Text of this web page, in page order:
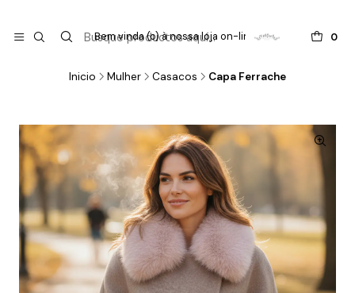
0
Bem vinda (o) à nossa loja on-line !
Inicio Mulher Casacos Capa Ferrache